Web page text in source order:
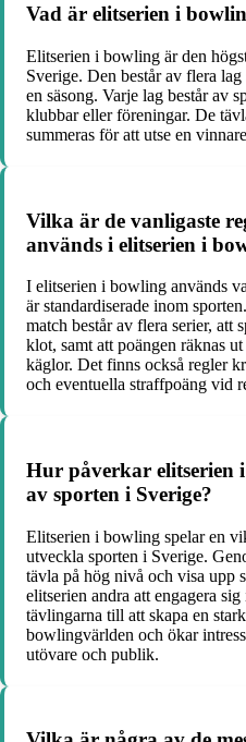
Vad är elitserien i
Elitserien i bowling är den
Sverige. Den består av flera
en säsong. Varje lag består av
klubbar eller föreningar. De
summeras för att utse en
Vilka är de vanligaste
används i elitserien i
I elitserien i bowling används
är standardiserade inom
match består av flera serier, att
klot, samt att poängen räknas
käglor. Det finns också regler
och eventuella straffpoäng vid
Hur påverkar elitserien
av sporten i Sverige?
Elitserien i bowling spelar en
utveckla sporten i Sverige.
tävla på hög nivå och visa upp
elitserien andra att engagera
tävlingarna till att skapa en
bowlingvärlden och ökar
utövare och publik.